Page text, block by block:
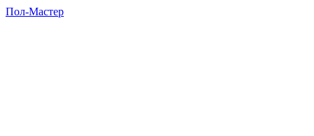
Пол-Мастер